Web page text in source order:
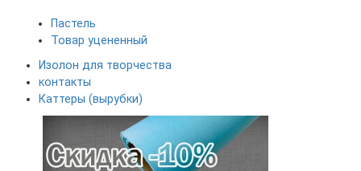
Пастель
Товар уцененный
Изолон для творчества
контакты
Каттеры (вырубки)